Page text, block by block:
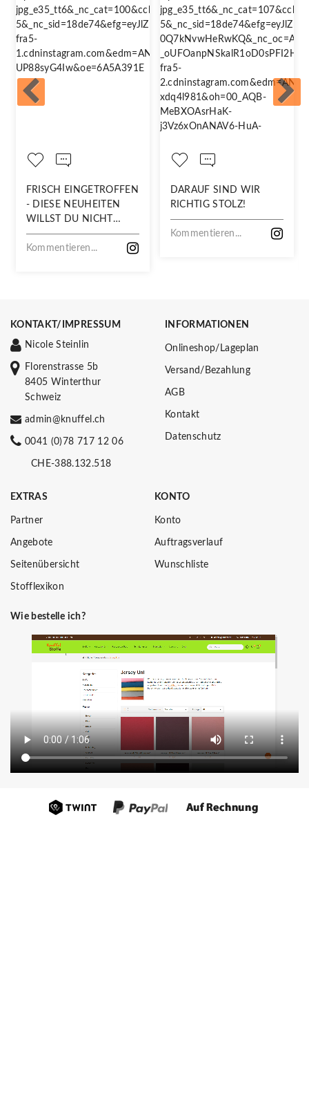
FRISCH EINGETROFFEN
- DIESE NEUHEITEN
WILLST DU NICHT
VERPASSEN!
Kommentieren...
DARAUF SIND WIR
RICHTIG STOLZ!
Kommentieren...
KONTAKT/IMPRESSUM
Nicole Steinlin
Florenstrasse 5b
8405 Winterthur
Schweiz
admin@knuffel.ch
0041 (0)78 717 12 06
CHE-388.132.518
INFORMATIONEN
Onlineshop/Lageplan
Versand/Bezahlung
AGB
Kontakt
Datenschutz
EXTRAS
Partner
Angebote
Seitenübersicht
Stofflexikon
KONTO
Konto
Auftragsverlauf
Wunschliste
Wie bestelle ich?